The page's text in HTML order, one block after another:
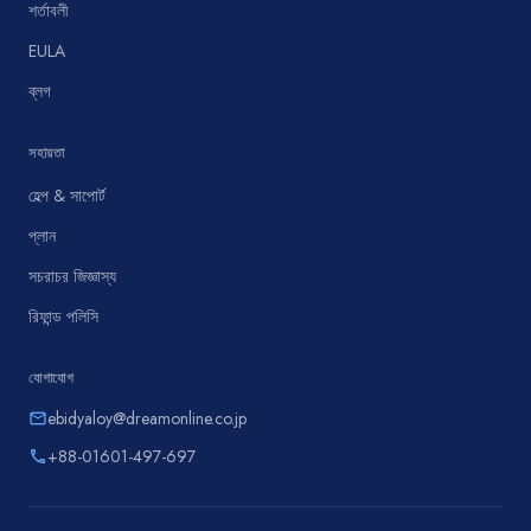
শর্তাবলী
EULA
ব্লগ
সহায়তা
হেল্প & সাপোর্ট
প্লান
সচরাচর জিজ্ঞাস্য
রিফান্ড পলিসি
যোগাযোগ
emailebidyaloy@dreamonline.co.jp
phone+88-01601-497-697